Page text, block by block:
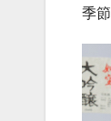
季